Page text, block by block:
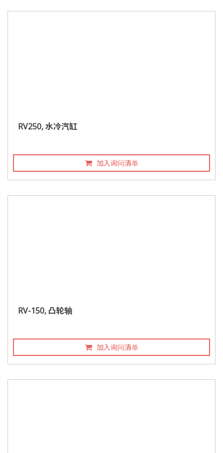
RV250, 水冷汽缸
加入询问清单
RV-150, 凸轮轴
加入询问清单